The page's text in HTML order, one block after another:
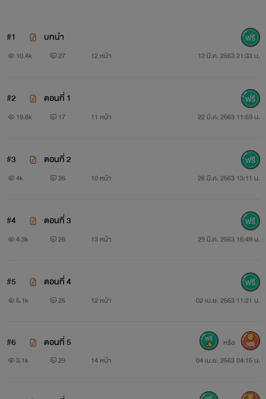
เฌอริตา พรรณพิพัฒน์ (จูน)
￼
#1 บทนำ
10.4k 27 12 หน้า 12 มี.ค. 2563 21:33 น.
#2 ตอนที่ 1
19.8k 17 11 หน้า 22 มี.ค. 2563 11:59 น.
#3 ตอนที่ 2
4k 26 10 หน้า 26 มี.ค. 2563 13:11 น.
#4 ตอนที่ 3
4.3k 26 13 หน้า 29 มี.ค. 2563 16:49 น.
#5 ตอนที่ 4
5.1k 25 12 หน้า 02 เม.ย. 2563 11:21 น.
#6 ตอนที่ 5
3.1k 29 14 หน้า 04 เม.ย. 2563 04:15 น.
หรือ 300